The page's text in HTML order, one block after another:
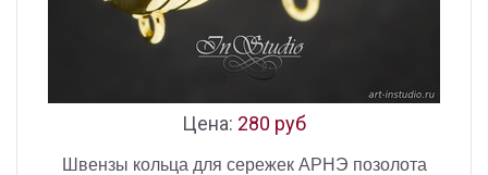
Цена: 280 руб
Швензы кольца для сережек АРНЭ позолота